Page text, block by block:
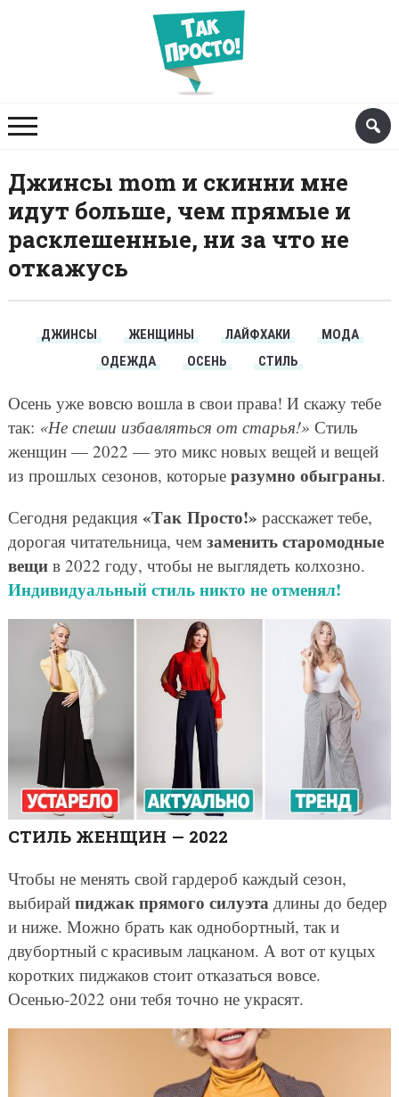
Джинсы mom и скинни мне
идут больше, чем прямые и
расклешенные, ни за что не
откажусь
ДЖИНСЫ ЖЕНЩИНЫ ЛАЙФХАКИ
МОДА
ОДЕЖДА
ОСЕНЬ СТИЛЬ
Осень уже вовсю вошла в свои права! И скажу тебе
так: «Не спеши избавляться от старья!» Стиль
женщин — 2022 — это микс новых вещей и вещей
из прошлых сезонов, которые разумно обыграны.
Сегодня редакция «Так Просто!» расскажет тебе,
дорогая читательница, чем заменить старомодные
вещив 2022 году, чтобы не выглядеть колхозно.
Индивидуальный стиль никто не отменял!
СТИЛЬ ЖЕНЩИН — 2022
Чтобы не менять свой гардероб каждый сезон,
выбирай пиджак прямого силуэта длины до бедер
и ниже. Можно брать как однобортный, так и
двубортный с красивым лацканом. А вот от куцых
коротких пиджаков стоит отказаться вовсе.
Осенью-2022 они тебя точно не украсят.